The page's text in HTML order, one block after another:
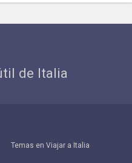
de Italia
Temas en Viajar a Italia